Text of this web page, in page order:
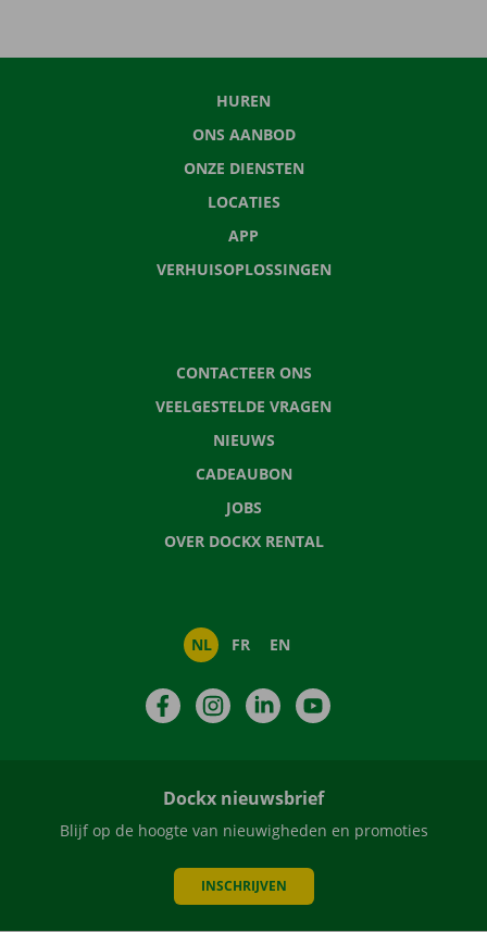
HUREN
ONS AANBOD
ONZE DIENSTEN
LOCATIES
APP
VERHUISOPLOSSINGEN
CONTACTEER ONS
VEELGESTELDE VRAGEN
NIEUWS
CADEAUBON
JOBS
OVER DOCKX RENTAL
NL FR EN
FacebookInstagramLinkedIn
Dockx nieuwsbrief
Blijf op de hoogte van nieuwigheden en promoties
INSCHRIJVEN